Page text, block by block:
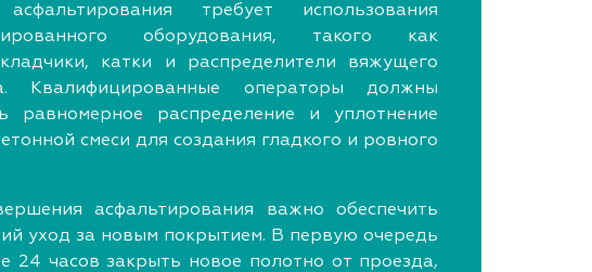
асфальтирования требует использования
оборудования, такого как
катки и распределители вяжущего
Квалифицированные операторы должны
равномерное распределение и уплотнение
смеси для создания гладкого и ровного
асфальтирования важно обеспечить
уход за новым покрытием. В первую очередь
24 часов закрыть новое полотно от проезда,